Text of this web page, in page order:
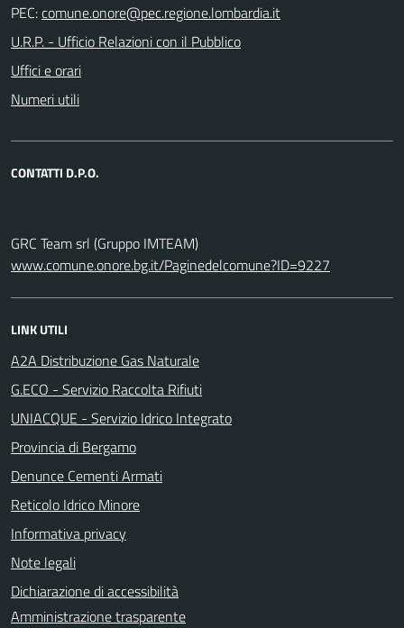
PEC:
U.R.P. - Ufficio Relazioni con il Pubblico
Uffici e orari
Numeri utili
CONTATTI D.P.O.
GRC Team srl (Gruppo IMTEAM)
www.comune.onore.bg.it/Paginedelcomune?ID=9227
LINK UTILI
A2A Distribuzione Gas Naturale
G.ECO - Servizio Raccolta Rifiuti
UNIACQUE - Servizio Idrico Integrato
Provincia di Bergamo
Denunce Cementi Armati
Reticolo Idrico Minore
Informativa privacy
Note legali
Dichiarazione di accessibilità
Amministrazione trasparente